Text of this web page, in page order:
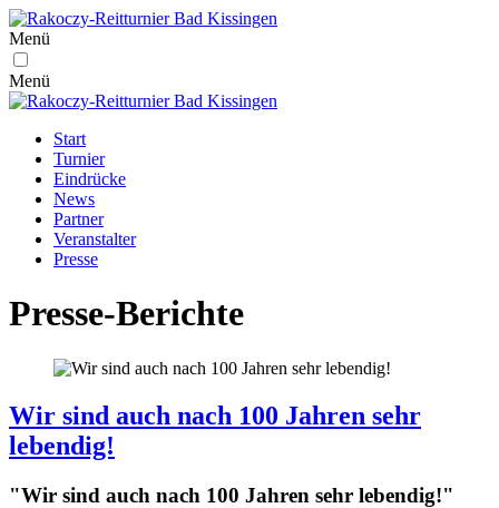
Menü
Menü
Start
Turnier
Eindrücke
News
Partner
Veranstalter
Presse
Presse-Berichte
Wir sind auch nach 100 Jahren sehr
lebendig!
"Wir sind auch nach 100 Jahren sehr lebendig!"